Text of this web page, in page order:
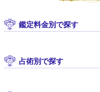
鑑定料金別で探す
占術別で探す